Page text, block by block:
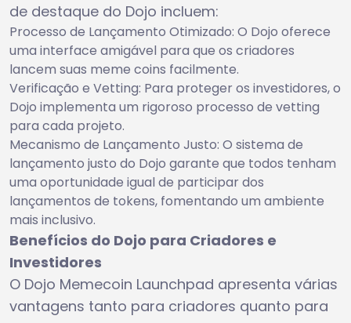
de destaque do Dojo incluem:
Processo de Lançamento Otimizado: O Dojo oferece
uma interface amigável para que os criadores
lancem suas meme coins facilmente.
Verificação e Vetting: Para proteger os investidores, o
Dojo implementa um rigoroso processo de vetting
para cada projeto.
Mecanismo de Lançamento Justo: O sistema de
lançamento justo do Dojo garante que todos tenham
uma oportunidade igual de participar dos
lançamentos de tokens, fomentando um ambiente
mais inclusivo.
Benefícios do Dojo para Criadores e
Investidores
O Dojo Memecoin Launchpad apresenta várias
vantagens tanto para criadores quanto para